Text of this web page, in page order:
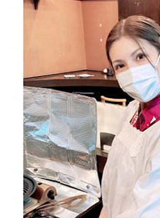
ビジネスと働き方のヒント
AI活用のいまが分かる
企業ITのトレンドを詳説
経営リーダーのコミュニティ
マーケ×ITの今がよく分かる
ITエンジニア向け専門サイト
企業向けIT製品の総合サイト